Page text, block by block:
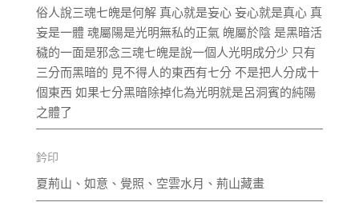
俗人說三魂七魄是何解 真心就是妄心 妄心就是真心 真
妄是一體 魂屬陽是光明無私的正氣 魄屬於陰 是黑暗活
穢的一面是邪念三魂七魄是說一個人光明成分少 只有
三分而黑暗的 見不得人的東西有七分 不是把人分成十
個東西 如果七分黑暗除掉化為光明就是呂洞賓的純陽
之體了
鈐印
夏荊山、如意、覺照、空雲水月、荊山藏畫